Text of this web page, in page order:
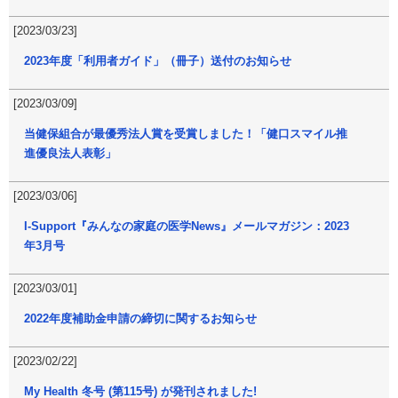
[2023/03/23]
2023年度「利用者ガイド」（冊子）送付のお知らせ
[2023/03/09]
当健保組合が最優秀法人賞を受賞しました！「健口スマイル推
進優良法人表彰」
[2023/03/06]
I-Support『みんなの家庭の医学News』メールマガジン：2023
年3月号
[2023/03/01]
2022年度補助金申請の締切に関するお知らせ
[2023/02/22]
My Health 冬号 (第115号) が発刊されました!